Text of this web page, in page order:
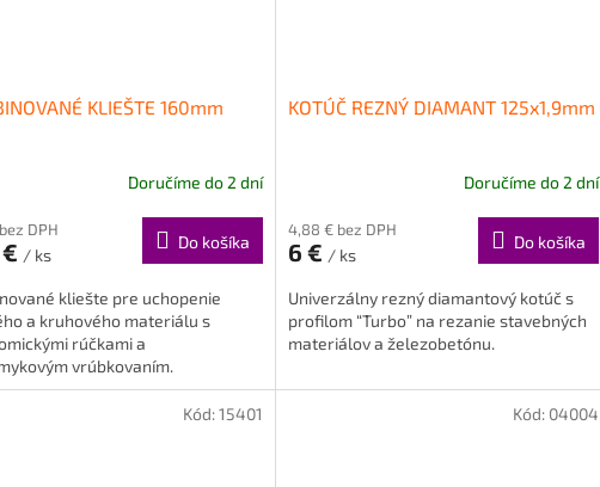
KLIEŠTE 160mm
Doručíme do 2 dní
DPH
/ ks
Do košíka
kliešte pre uchopenie
a kruhového materiálu s
rúčkami a
vrúbkovaním.
KOTÚČ REZNÝ DIAMANT 125x1,9mm
Doručíme do 2 dní
4,88 € bez DPH
6 € / ks
Do košíka
Univerzálny rezný diamantový kotúč s
profilom “Turbo” na rezanie stavebných
materiálov a železobetónu.
Kód:15401 Kód: 04004